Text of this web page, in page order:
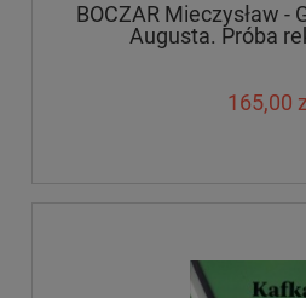
BOCZAR Mieczysław -
Augusta. Próba
165,00